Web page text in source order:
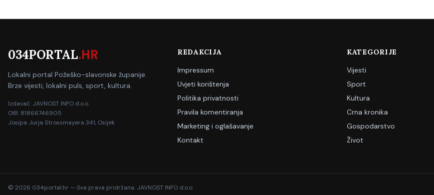
034PORTAL.HR
Lokalni portal Požeško-slavonske županije.
Brze vijesti, lokalni puls, sport, kultura.
Izdavač: JAVNOST INFO d.o.o.
OIB: 81866746905
Josipa Jurja Strossmayera 341, Osijek
REDAKCIJA
Impressum
Uvjeti korištenja
Politika privatnosti
Pravila komentiranja
Marketing i oglašavanje
Kontakt
KATEGORIJE
Vijesti
Sport
Kultura
Crna kronika
Gospodarstvo
Život
© 2026 034portal.hr — Sva prava pridržana. JAVNOST INFO d.o.o.